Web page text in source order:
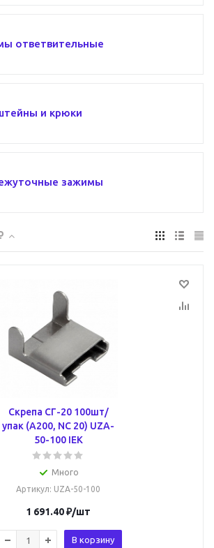
ответвительные
и крюки
зажимы
Скрепа СГ-20 100шт/
упак (A200, NC 20) UZA-
50-100 IEK
Много
Артикул: UZA-50-100
1 691.40₽/шт
В корзину